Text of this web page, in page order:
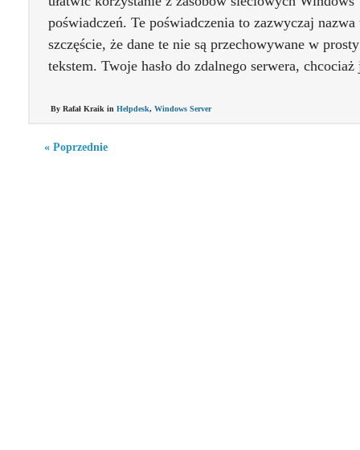
poświadczeń. Te poświadczenia to zazwyczaj nazwa
szczęście, że dane te nie są przechowywane w
tekstem. Twoje hasło do zdalnego serwera,
By Rafał Kraik in Helpdesk, Windows Server
« Poprzednie